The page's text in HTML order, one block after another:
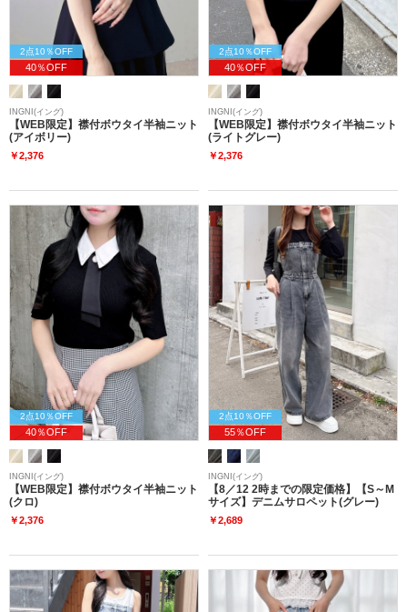
2点10％OFF
40％OFF
INGNI(イング)
【WEB限定】襟付ボウタイ半袖ニット
(アイボリー)
￥2,376
2点10％OFF
40％OFF
INGNI(イング)
【WEB限定】襟付ボウタイ半袖ニット
(ライトグレー)
￥2,376
2点10％OFF
40％OFF
INGNI(イング)
【WEB限定】襟付ボウタイ半袖ニット
(クロ)
￥2,376
2点10％OFF
55％OFF
INGNI(イング)
【8／12 2時までの限定価格】【S～M
サイズ】デニムサロペット(グレー)
￥2,689